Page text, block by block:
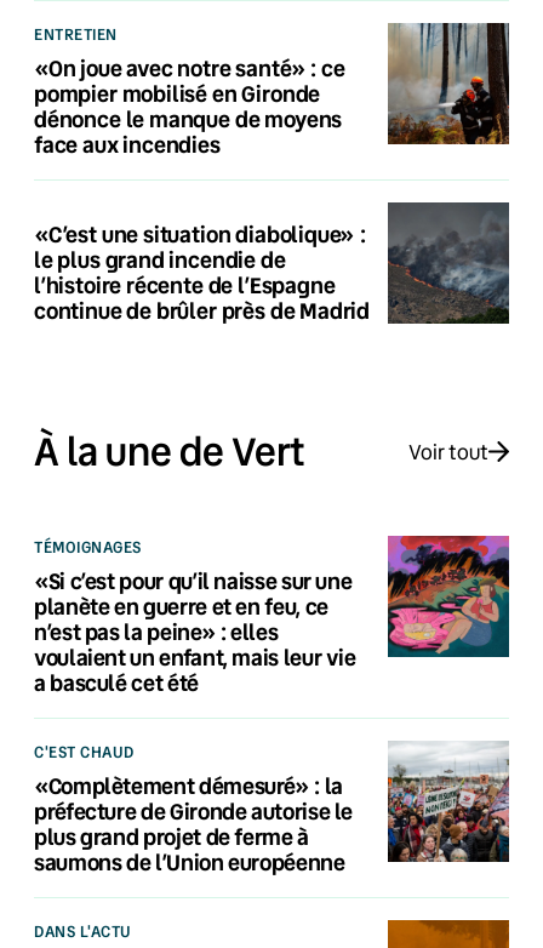
ENTRETIEN
«On joue avec notre santé» : ce
pompier mobilisé en Gironde
dénonce le manque de moyens
face aux incendies
«C’est une situation diabolique» :
le plus grand incendie de
l’histoire récente de l’Espagne
continue de brûler près de Madrid
À la une de Vert Voir tout
TÉMOIGNAGES
«Si c’est pour qu’il naisse sur une
planète en guerre et en feu, ce
n’est pas la peine» : elles
voulaient un enfant, mais leur vie
a basculé cet été
C'EST CHAUD
«Complètement démesuré» : la
préfecture de Gironde autorise le
plus grand projet de ferme à
saumons de l’Union européenne
DANS L'ACTU